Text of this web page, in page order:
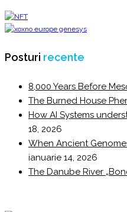
Posturi recente
8,000 Years Before
The Burned House
How AI Systems
18, 2026
When Ancient
ianuarie 14, 2026
The Danube River